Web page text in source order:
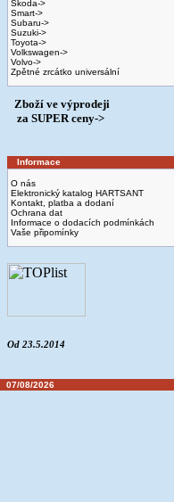
Skoda->
Smart->
Subaru->
Suzuki->
Toyota->
Volkswagen->
Volvo->
Zpětné zrcátko universální
Zboží ve výprodeji
­ za SUPER ceny->
Informace
O nás
Elektronický katalog HARTSANT
Kontakt, platba a dodaní
Ochrana dat
Informace o dodacích podmínkách
Vaše připomínky
Od 23.5.2014
07/08/2026